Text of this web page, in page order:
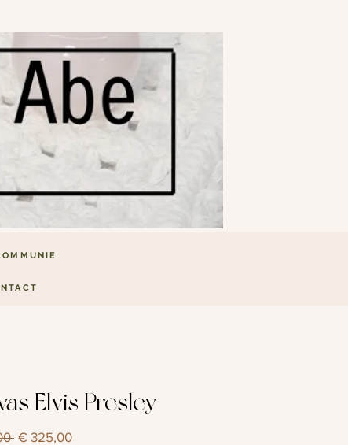
Elvis Presley
Normale
€ 325,00Verkoopprijs